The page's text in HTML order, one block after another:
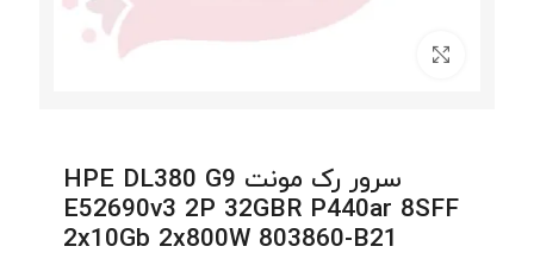
سرور رک مونت HPE DL380 G9
E52690v3 2P 32GBR P440ar 8SFF
2x10Gb 2x800W 803860-B21